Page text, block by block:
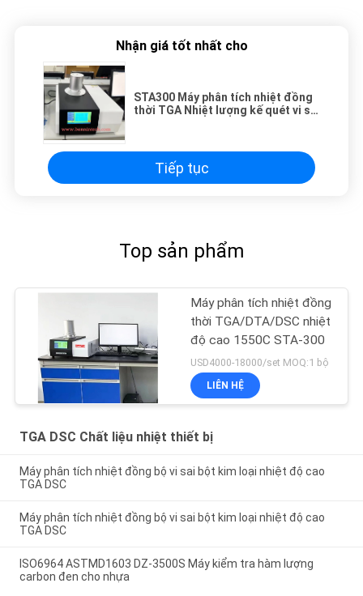
Nhận giá tốt nhất cho
STA300 Máy phân tích nhiệt đồng
thời TGA Nhiệt lượng kế quét vi sai
Tiếp tục
Top sản phẩm
Máy phân tích nhiệt đồng
thời TGA/DTA/DSC nhiệt
độ cao 1550C STA-300
USD4000-18000/set MOQ:1 bộ
LIÊN HỆ
TGA DSC Chất liệu nhiệt thiết bị
Máy phân tích nhiệt đồng bộ vi sai bột kim loại nhiệt độ cao
TGA DSC
Máy phân tích nhiệt đồng bộ vi sai bột kim loại nhiệt độ cao
TGA DSC
ISO6964 ASTMD1603 DZ-3500S Máy kiểm tra hàm lượng
carbon đen cho nhựa